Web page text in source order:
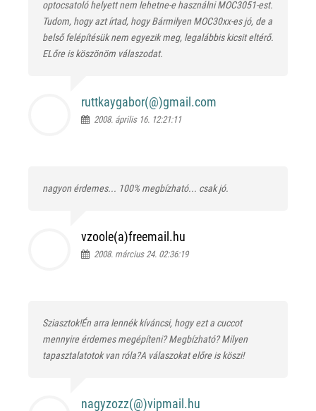
optocsatoló helyett nem lehetne-e használni MOC3051-est.
Tudom, hogy azt írtad, hogy Bármilyen MOC30xx-es jó, de a
belső felépítésük nem egyezik meg, legalábbis kicsit eltérő.
ELőre is köszönöm válaszodat.
ruttkaygabor(@)gmail.com
2008. április 16. 12:21:11
nagyon érdemes... 100% megbízható... csak jó.
vzoole(a)freemail.hu
2008. március 24. 02:36:19
Sziasztok!Én arra lennék kíváncsi, hogy ezt a cuccot
mennyire érdemes megépíteni? Megbízható? Milyen
tapasztalatotok van róla?A válaszokat előre is köszi!
nagyzozz(@)vipmail.hu